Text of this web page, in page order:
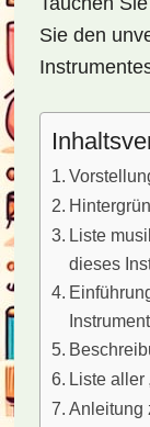
Sie den
Liste
dieses
Liste aller
Anleitung